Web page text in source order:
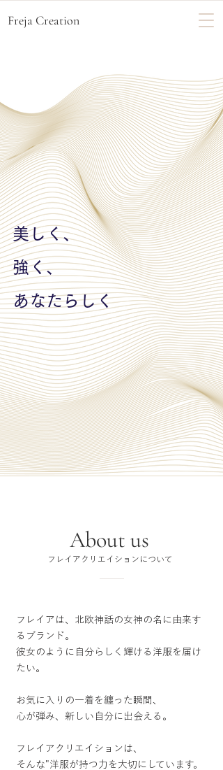
Freja Creation
あなたらしく
美しく、
強く、
About us
フレイアクリエイションについて
フレイアは、北欧神話の女神の名に由来す
るブランド。
彼女のように自分らしく輝ける洋服を届け
たい。
お気に入りの一着を纏った瞬間、
心が弾み、新しい自分に出会える。
フレイアクリエイションは、
そんな"洋服が持つ力を大切にしています。